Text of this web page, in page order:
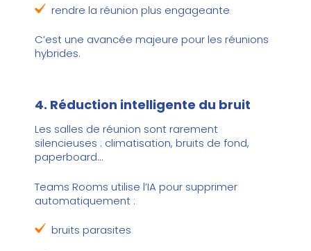
rendre la réunion plus engageante
C’est une avancée majeure pour les réunions
hybrides.
4. Réduction intelligente du bruit
Les salles de réunion sont rarement
silencieuses : climatisation, bruits de fond,
paperboard…
Teams Rooms utilise l’IA pour supprimer
automatiquement :
bruits parasites